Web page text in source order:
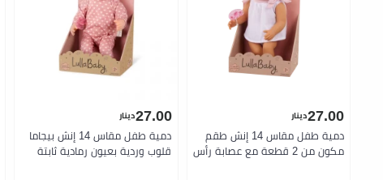
27.00دينار
دمية طفل مقاس 14 إنش طقم
مكون من 2 قطعة مع عصابة رأس
27.00دينار
دمية طفل مقاس 14 إنش بيجاما
قلوب وردية بعيون رمادية ثابتة